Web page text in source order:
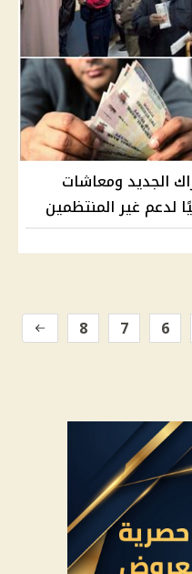
الجديد ومعاشات
6
7
8